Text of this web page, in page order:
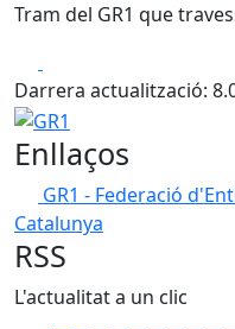
Tram del GR1 que
Darrera actualització:
GR1
Enllaços
GR1 - Federació
Catalunya
RSS
L'actualitat a un clic